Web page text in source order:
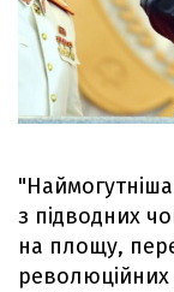
"Наймогутніша
з підводних
на площу,